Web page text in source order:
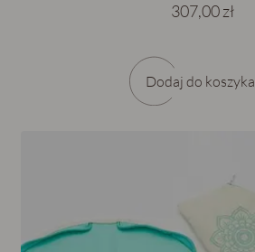
307,00 zł
Dodaj do koszyka